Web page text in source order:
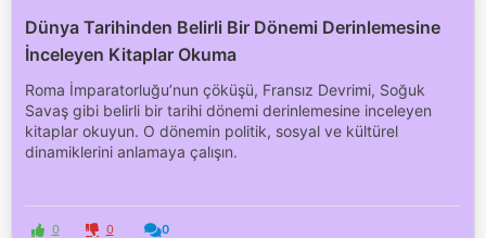
Dünya Tarihinden Belirli Bir Dönemi Derinlemesine
İnceleyen Kitaplar Okuma
Roma İmparatorluğu’nun çöküşü, Fransız Devrimi, Soğuk
Savaş gibi belirli bir tarihi dönemi derinlemesine inceleyen
kitaplar okuyun. O dönemin politik, sosyal ve kültürel
dinamiklerini anlamaya çalışın.
0 0
0